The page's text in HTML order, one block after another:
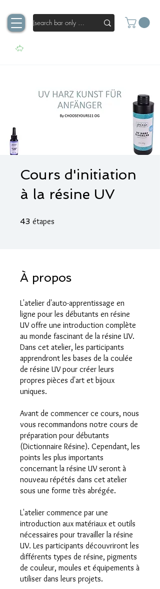
Cours d'initiation
à la résine UV
43 étapes
À propos
L'atelier d'auto-apprentissage en
ligne pour les débutants en résine
UV offre une introduction complète
au monde fascinant de la résine UV.
Dans cet atelier, les participants
apprendront les bases de la coulée
de résine UV pour créer leurs
propres pièces d'art et bijoux
uniques.
Avant de commencer ce cours, nous
vous recommandons notre cours de
préparation pour débutants
(Dictionnaire Résine). Cependant, les
points les plus importants
concernant la résine UV seront à
nouveau répétés dans cet atelier
sous une forme très abrégée.
L'atelier commence par une
introduction aux matériaux et outils
nécessaires pour travailler la résine
UV. Les participants découvriront les
différents types de résine, pigments
de couleur, moules et équipements à
utiliser dans leurs projets.